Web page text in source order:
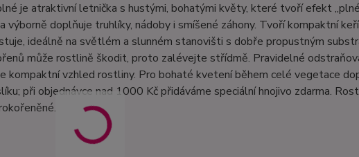
je atraktivní letnička s hustými, bohatými květy, které tvoří efekt
výborně doplňuje truhlíky, nádoby i smíšené záhony. Tvoří kompaktní
ideálně na světlém a slunném stanovišti s dobře propustným
může rostlině škodit, proto zalévejte střídmě. Pravidelné
kompaktní vzhled rostliny. Pro bohaté kvetení během celé vegetace
při objednávce nad 1000 Kč přidáváme speciální hnojivo zdarma.